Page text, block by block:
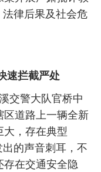
律后果及社会危
速拦截严处
交警大队官桥中
区道路上一辆全新
大，存在典型
的声音刺耳，不
存在交通安全隐